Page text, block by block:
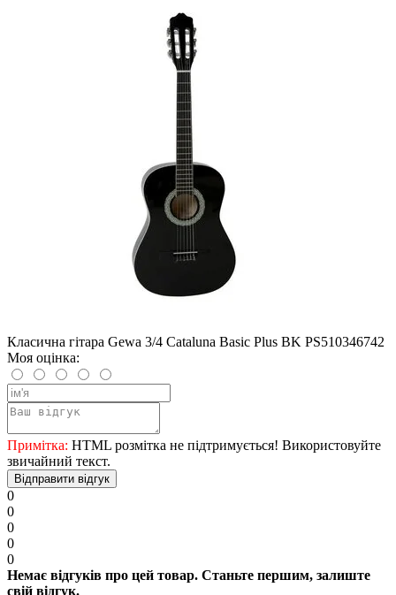
Класична гітара Gewa 3/4 Cataluna Basic Plus BK PS510346742
Моя оцінка:
Примітка: HTML розмітка не підтримується! Використовуйте
звичайний текст.
Відправити відгук
0
0
0
0
0
Немає відгуків про цей товар. Станьте першим, залиште
свій відгук.